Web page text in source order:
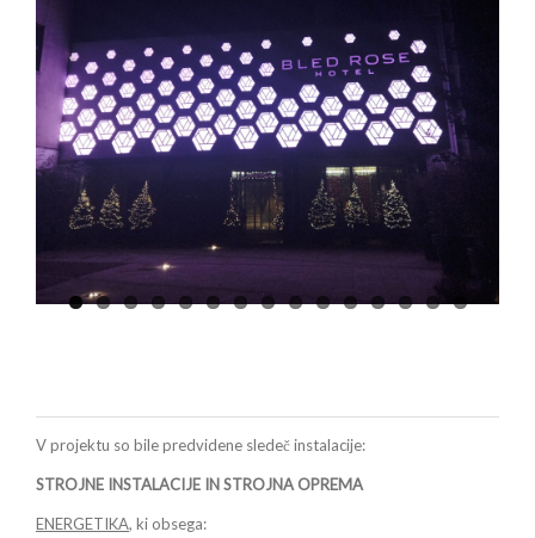
V projektu so bile predvidene sledeč instalacije:
STROJNE INSTALACIJE IN STROJNA OPREMA
ENERGETIKA, ki obsega: